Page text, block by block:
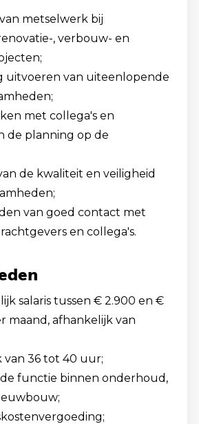
metselwerk bij
, verbouw- en
uitvoeren van uiteenlopende
met collega's en
de planning op de
de kwaliteit en veiligheid
van goed contact met
en collega's.
salaris tussen € 2.900 en €
maand, afhankelijk van
van 36 tot 40 uur;
functie binnen onderhoud,